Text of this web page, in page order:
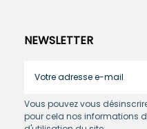
NEWSLETTER
Vous pouvez vous
pour cela nos informations